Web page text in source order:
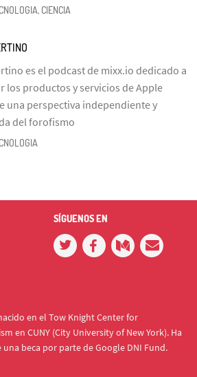
CIENCIA
es el podcast de mixx.io dedicado a
los productos y servicios de Apple
una perspectiva independiente y
del forofismo
SÍGUENOS EN
en el Tow Knight Center for
en CUNY (City University of New York). Ha
beca por parte de Google DNI Fund.